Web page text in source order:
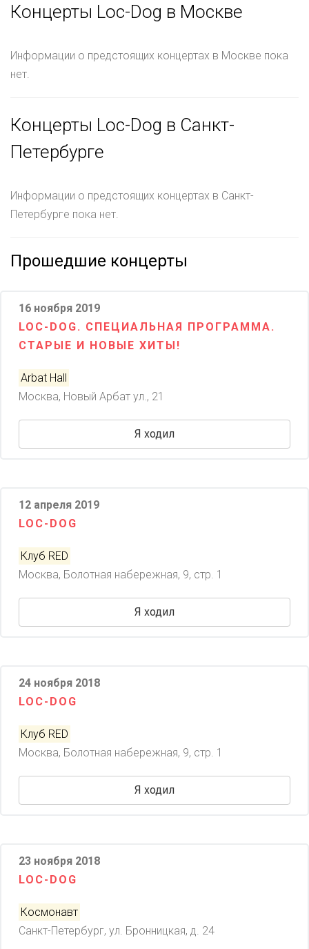
Концерты Loc-Dog в Москве
Информации о предстоящих концертах в Москве пока
нет.
Концерты Loc-Dog в Санкт-
Петербурге
Информации о предстоящих концертах в Санкт-
Петербурге пока нет.
Прошедшие концерты
16 ноября 2019
LOC-DOG. СПЕЦИАЛЬНАЯ ПРОГРАММА.
СТАРЫЕ И НОВЫЕ ХИТЫ!
Arbat Hall
Москва, Новый Арбат ул., 21
Я ходил
12 апреля 2019
LOC-DOG
Клуб RED
Москва, Болотная набережная, 9, стр. 1
Я ходил
24 ноября 2018
LOC-DOG
Клуб RED
Москва, Болотная набережная, 9, стр. 1
Я ходил
23 ноября 2018
LOC-DOG
Космонавт
Санкт-Петербург, ул. Бронницкая, д. 24